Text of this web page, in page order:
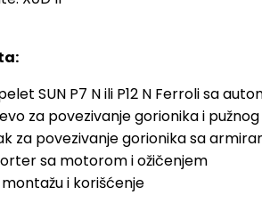
SUN P7 N ili P12 N Ferroli sa
za povezivanje gorionika i
za povezivanje gorionika sa
sa motorom i ožičenjem
i korišćenje